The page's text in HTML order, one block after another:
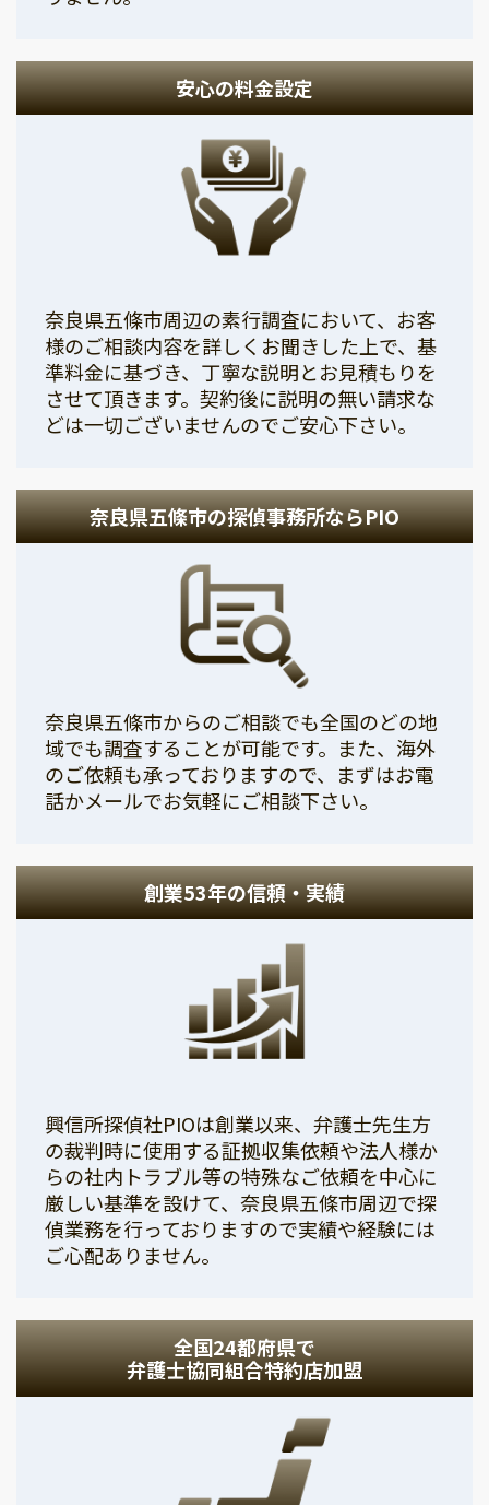
安心の料金設定
奈良県五條市周辺の素行調査において、お客
様のご相談内容を詳しくお聞きした上で、基
準料金に基づき、丁寧な説明とお見積もりを
させて頂きます。契約後に説明の無い請求な
どは一切ございませんのでご安心下さい。
奈良県五條市の探偵事務所ならPIO
奈良県五條市からのご相談でも全国のどの地
域でも調査することが可能です。また、海外
のご依頼も承っておりますので、まずはお電
話かメールでお気軽にご相談下さい。
創業53年の信頼・実績
興信所探偵社PIOは創業以来、弁護士先生方
の裁判時に使用する証拠収集依頼や法人様か
らの社内トラブル等の特殊なご依頼を中心に
厳しい基準を設けて、奈良県五條市周辺で探
偵業務を行っておりますので実績や経験には
ご心配ありません。
全国24都府県で
弁護士協同組合特約店加盟